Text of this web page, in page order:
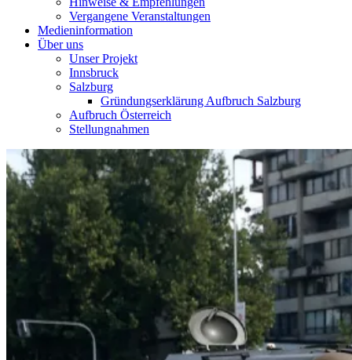
Vergangene Veranstaltungen
Medieninformation
Über uns
Unser Projekt
Innsbruck
Salzburg
Gründungserklärung Aufbruch Salzburg
Aufbruch Österreich
Stellungnahmen